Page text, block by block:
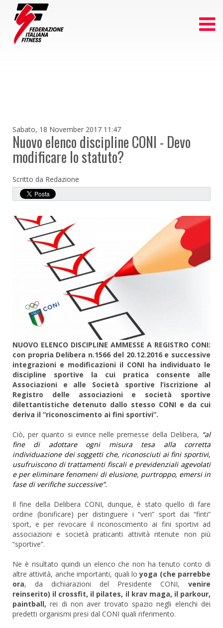
Sabato, 18 November 2017 11:47
Nuovo elenco discipline CONI - Devo
modificare lo statuto?
Scritto da Redazione
NUOVO ELENCO DISCIPLINE AMMESSE A REGISTRO CONI:
con propria Delibera n.1566 del 20.12.2016 e successive
integrazioni e modificazioni il CONI ha individuato le
discipline sportive la cui pratica consente alle
Associazioni e alle Società sportive l’iscrizione al
Registro delle associazioni e società sportive
dilettantistiche detenuto dallo stesso CONI e da cui
deriva il “riconoscimento ai fini sportivi”.
Ciò, per quanto si evince nelle premesse della Delibera, “al
fine di adottare ogni misura tesa alla corretta
individuazione dei soggetti che, riconosciuti ai fini sportivi,
usufruiscono di trattamenti fiscali e previdenziali agevolati
e per eliminare fenomeni di elusione, purtroppo, emersi in
fase di verifiche successive”.
Il fine della Delibera CONI, dunque, è stato quello di fare
ordine (bonificare) per distinguere i “veri” sport dai “finti”
sport, e per revocare il riconoscimento ai fini sportivi ad
associazioni e società praticanti attività ritenute non più
“sportive”.
Ne è risultato quindi un elenco che non ha tenuto conto di
altre attività, anche importanti, quali loyoga (che parrebbe
ora, da dichiarazioni del Presidente CONI, venire
reinserito) il crossfit, il pilates, il krav maga, il parkour,
paintball, rei di non aver trovato spazio negli elenchi dei
predetti organismi presi dal CONI quali riferimento.